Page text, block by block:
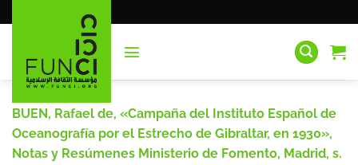
al
BUEN, Rafael de, «Campaña del Instituto Español de
Oceanografía por el Estrecho de Gibraltar, en 1930»,
Notas y Resúmenes Ministerio de Fomento, Madrid, s.